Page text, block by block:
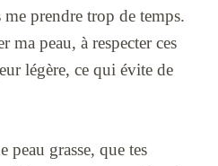
prendre trop de temps.
ma peau, à respecter ces
légère, ce qui évite de
peau grasse, que tes